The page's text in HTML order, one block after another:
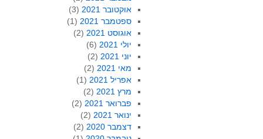
אוקטובר 2021
(3)
ספטמבר 2021
(1)
אוגוסט 2021
(2)
יולי 2021
(6)
יוני 2021
(2)
מאי 2021
(2)
אפריל 2021
(1)
מרץ 2021
(2)
פברואר 2021
(2)
ינואר 2021
(2)
דצמבר 2020
(2)